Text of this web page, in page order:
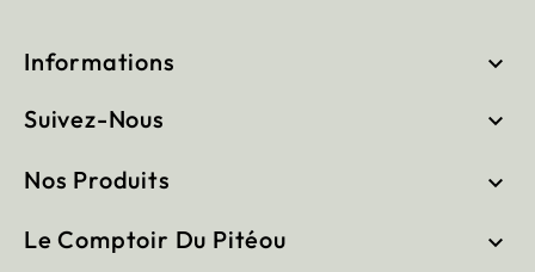
Informations 
Suivez-Nous 
Nos Produits 
Le Comptoir Du Pitéou 